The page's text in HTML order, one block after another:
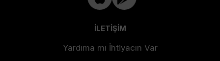
İLETİŞİM
Yardıma mı İhtiyacın Var